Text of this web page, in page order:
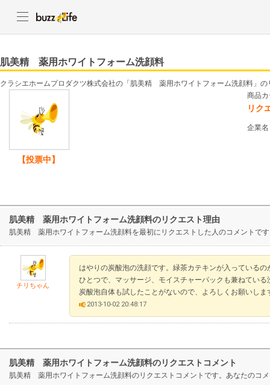
肌美精 薬用ホワイトフォーム洗顔料
クラシエホームプロダクツ株式会社の「肌美精 薬用ホワイトフォーム洗顔料」の
【投票中】
商品
リク
企業
肌美精 薬用ホワイトフォーム洗顔料のリクエスト理由
肌美精 薬用ホワイトフォーム洗顔料を最初にリクエストした人のコメントで
チリちゃん
はやりの炭酸泡の洗顔です。緑茶カテキンが入っているの
ひとつで、マッサージ、モイスチャーパックも兼ねている
炭酸泡自体も試したことがないので、よろしくお願いしま
2013-10-02 20:48:17
肌美精 薬用ホワイトフォーム洗顔料のリクエストコメント
肌美精 薬用ホワイトフォーム洗顔料のリクエストコメントです。あなたのコ